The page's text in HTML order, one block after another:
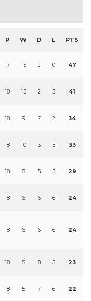
P W D L PTS
17 15 2 0 47
18 13 2 3 41
18 9 7 2 34
18 10 3 5 33
18 8 5 5 29
18 6 6 6 24
18 6 6 6 24
18 5 8 5 23
18 5 7 6 22